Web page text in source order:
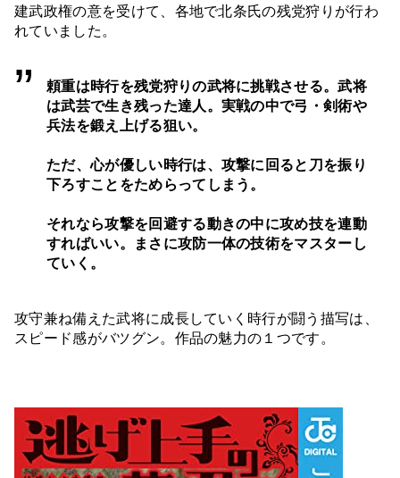
建武政権の意を受けて、各地で北条氏の残党狩りが行わ
れていました。
頼重は時行を残党狩りの武将に挑戦させる。武将
は武芸で生き残った達人。実戦の中で弓 ・剣術や
兵法を鍛え上げる狙い。
ただ、心が優しい時行は、攻撃に回ると刀を振り
下ろすことをためらってしまう。
それなら攻撃を回避する動きの中に攻め技を連動
すればいい。まさに攻防一体の技術をマスターし
ていく。
攻守兼ね備えた武将に成長していく時行が闘う描写は、
スピード感がバツグン。作品の魅力の１つです。